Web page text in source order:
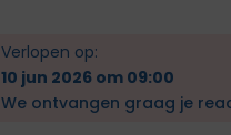
Verlopen op:
10 jun 2026 om 09:00
We ontvangen graag je